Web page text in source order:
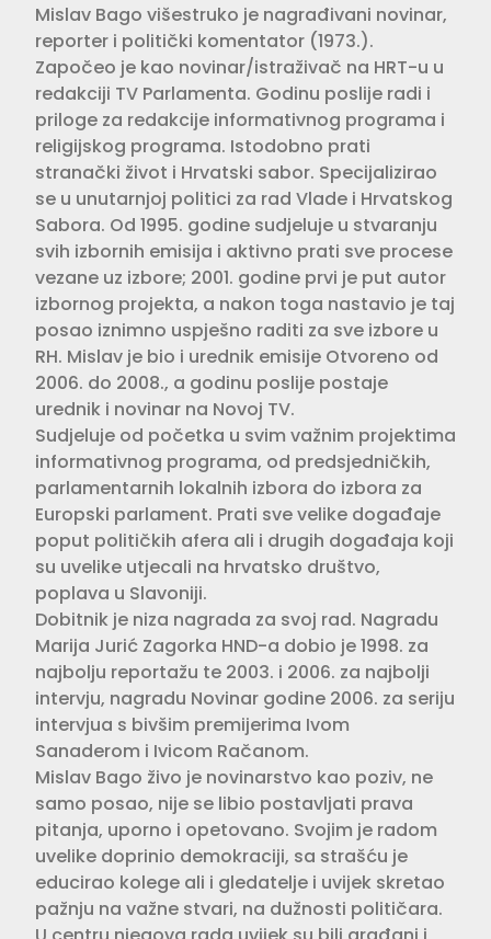
Mislav Bago višestruko je nagrađivani novinar,
reporter i politički komentator (1973.).
Započeo je kao novinar/istraživač na HRT-u u
redakciji TV Parlamenta. Godinu poslije radi i
priloge za redakcije informativnog programa i
religijskog programa. Istodobno prati
stranački život i Hrvatski sabor. Specijalizirao
se u unutarnjoj politici za rad Vlade i Hrvatskog
Sabora. Od 1995. godine sudjeluje u stvaranju
svih izbornih emisija i aktivno prati sve procese
vezane uz izbore; 2001. godine prvi je put autor
izbornog projekta, a nakon toga nastavio je taj
posao iznimno uspješno raditi za sve izbore u
RH. Mislav je bio i urednik emisije Otvoreno od
2006. do 2008., a godinu poslije postaje
urednik i novinar na Novoj TV.
Sudjeluje od početka u svim važnim projektima
informativnog programa, od predsjedničkih,
parlamentarnih lokalnih izbora do izbora za
Europski parlament. Prati sve velike događaje
poput političkih afera ali i drugih događaja koji
su uvelike utjecali na hrvatsko društvo,
poplava u Slavoniji.
Dobitnik je niza nagrada za svoj rad. Nagradu
Marija Jurić Zagorka HND-a dobio je 1998. za
najbolju reportažu te 2003. i 2006. za najbolji
intervju, nagradu Novinar godine 2006. za seriju
intervjua s bivšim premijerima Ivom
Sanaderom i Ivicom Račanom.
Mislav Bago živo je novinarstvo kao poziv, ne
samo posao, nije se libio postavljati prava
pitanja, uporno i opetovano. Svojim je radom
uvelike doprinio demokraciji, sa strašću je
educirao kolege ali i gledatelje i uvijek skretao
pažnju na važne stvari, na dužnosti političara.